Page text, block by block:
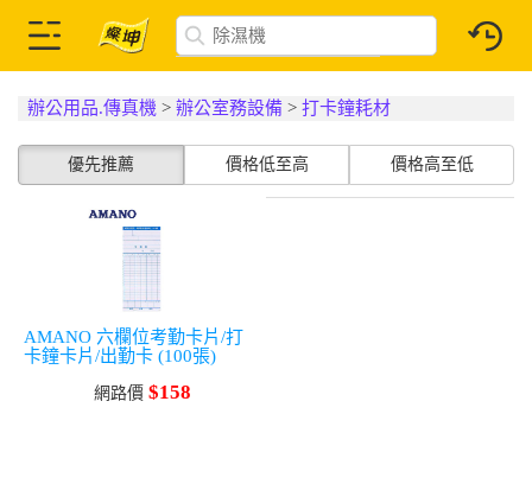
辦公用品.傳真機 >辦公室務設備 >打卡鐘耗材
優先推薦 價格低至高 價格高至低
AMANO 六欄位考勤卡片/打
卡鐘卡片/出勤卡 (100張)
網路價 $158